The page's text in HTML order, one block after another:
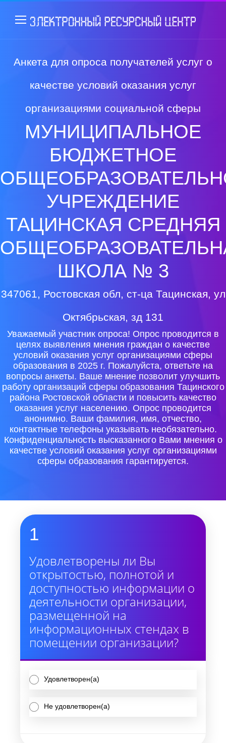
Анкета для опроса получателей услуг о
качестве условий оказания услуг
организациями социальной сферы
МУНИЦИПАЛЬНОЕ
БЮДЖЕТНОЕ
УЧРЕЖДЕНИЕ
ТАЦИНСКАЯ СРЕДНЯЯ
ШКОЛА № 3
347061, Ростовская обл, ст-ца Тацинская, ул
Октябрьская, зд 131
Уважаемый участник опроса! Опрос проводится в
целях выявления мнения граждан о качестве
условий оказания услуг организациями сферы
образования в 2025 г. Пожалуйста, ответьте на
вопросы анкеты. Ваше мнение позволит улучшить
работу организаций сферы образования Тацинского
района Ростовской области и повысить качество
оказания услуг населению. Опрос проводится
анонимно. Ваши фамилия, имя, отчество,
контактные телефоны указывать необязательно.
Конфиденциальность высказанного Вами мнения о
качестве условий оказания услуг организациями
сферы образования гарантируется.
1
Удовлетворены ли Вы
открытостью, полнотой и
доступностью информации о
деятельности организации,
размещенной на
информационных стендах в
помещении организации?
Удовлетворен(а)
Не удовлетворен(а)